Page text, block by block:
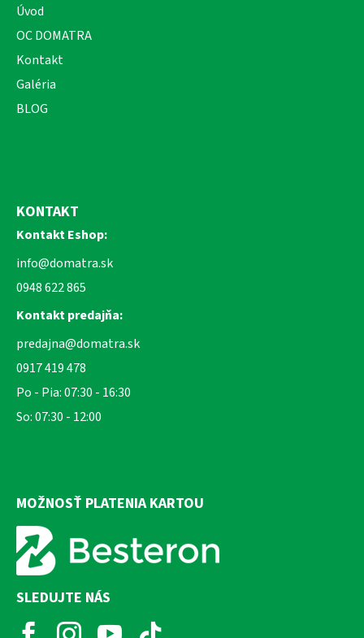
Úvod
OC DOMATRA
Kontakt
Galéria
BLOG
KONTAKT
Kontakt Eshop:
info@domatra.sk
0948 622 865
Kontakt predajňa:
predajna@domatra.sk
0917 419 478
Po - Pia: 07:30 - 16:30
So: 07:30 - 12:00
MOŽNOSŤ PLATENIA KARTOU
SLEDUJTE NÁS